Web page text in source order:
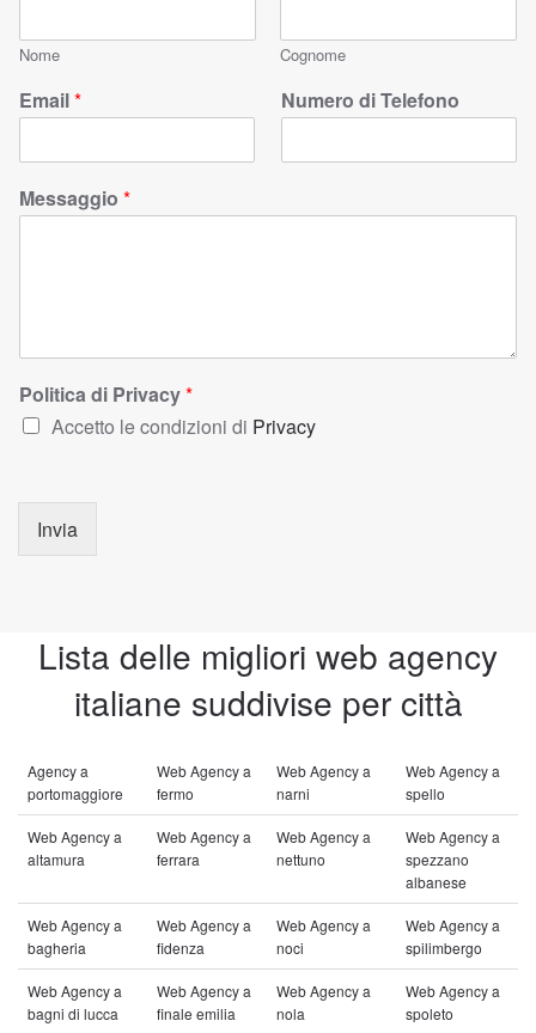
Nome Cognome
Email* Numero di Telefono
Messaggio *
Politica di Privacy*
Accetto le condizioni di Privacy
Invia
Lista delle migliori web agency
italiane suddivise per città
Agency a
portomaggiore
Web Agency a
fermo
Web Agency a
narni
Web Agency a
spello
Web Agency a
altamura
Web Agency a
ferrara
Web Agency a
nettuno
Web Agency a
spezzano
albanese
Web Agency a
bagheria
Web Agency a
fidenza
Web Agency a
noci
Web Agency a
spilimbergo
Web Agency a
bagni di lucca
Web Agency a
finale emilia
Web Agency a
nola
Web Agency a
spoleto